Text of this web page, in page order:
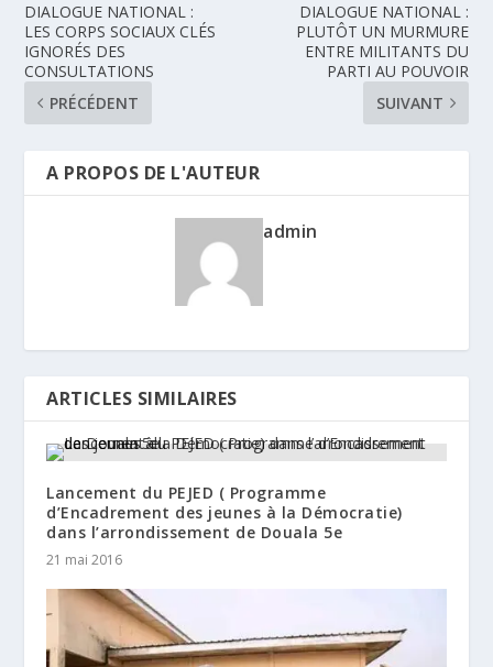
DIALOGUE NATIONAL :
LES CORPS SOCIAUX CLÉS
IGNORÉS DES
CONSULTATIONS
PRÉCÉDENT
DIALOGUE NATIONAL :
PLUTÔT UN MURMURE
ENTRE MILITANTS DU
PARTI AU POUVOIR
SUIVANT
A PROPOS DE L'AUTEUR
admin
ARTICLES SIMILAIRES
Lancement du PEJED ( Programme
d’Encadrement des jeunes à la Démocratie)
dans l’arrondissement de Douala 5e
21 mai 2016